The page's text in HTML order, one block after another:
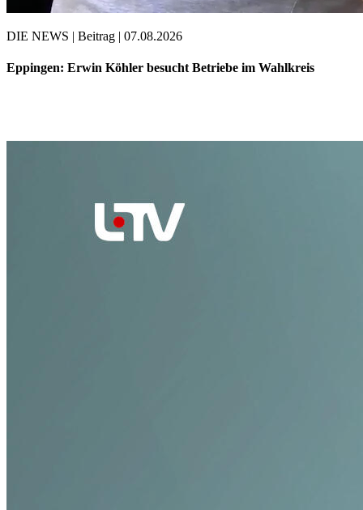
DIE NEWS | Beitrag | 07.08.2026
Eppingen: Erwin Köhler besucht Betriebe im Wahlkreis